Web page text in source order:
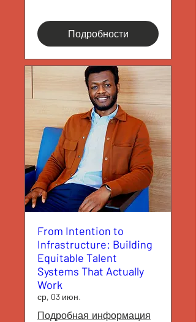
Подробности
From Intention to
Infrastructure: Building
Equitable Talent
Systems That Actually
Work
ср, 03 июн.
Подробная информация